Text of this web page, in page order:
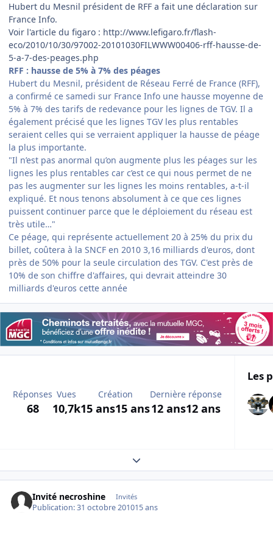
Hubert du Mesnil président de RFF a fait une déclaration sur
France Info.
Voir l'article du figaro : http://www.lefigaro.fr/flash-
eco/2010/10/30/97002-20101030FILWWW00406-rff-hausse-de-
5-a-7-des-peages.php
RFF : hausse de 5% à 7% des péages
Hubert du Mesnil, président de Réseau Ferré de France (RFF),
a confirmé ce samedi sur France Info une hausse moyenne de
5% à 7% des tarifs de redevance pour les lignes de TGV. Il a
également précisé que les lignes TGV les plus rentables
seraient celles qui se verraient appliquer la hausse de péage
la plus importante.
"Il n’est pas anormal qu’on augmente plus les péages sur les
lignes les plus rentables car c’est ce qui nous permet de ne
pas les augmenter sur les lignes les moins rentables, a-t-il
expliqué. Et nous tenons absolument à ce que ces lignes
puissent continuer parce que le déploiement du réseau est
très utile…"
Ce péage, qui représente actuellement 20 à 25% du prix du
billet, coûtera à la SNCF en 2010 3,16 milliards d'euros, dont
près de 50% pour la seule circulation des TGV. C'est près de
10% de son chiffre d'affaires, qui devrait atteindre 30
milliards d'euros cette année
Réponses
68
Vues
10,7k
Création
15 ans15 ans
Dernière réponse
12 ans12 ans
Les
Expand topic overview
Invité necroshine Invités
Publication:31 octobre 201015 ans